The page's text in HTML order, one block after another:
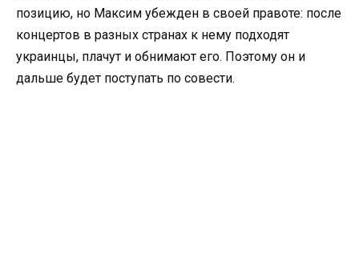
позицию, но Максим убежден в своей правоте: после
концертов в разных странах к нему подходят
украинцы, плачут и обнимают его. Поэтому он и
дальше будет поступать по совести.